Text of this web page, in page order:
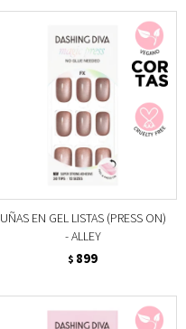
UÑAS EN GEL LISTAS (PRESS ON)
- ALLEY
$ 899